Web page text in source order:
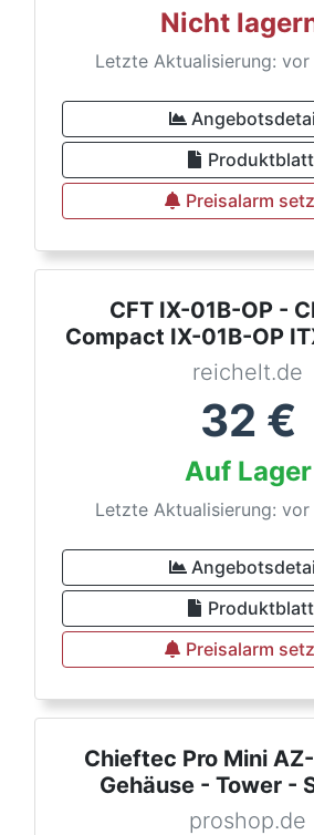
Nicht
Letzte Aktualisierung: vor
Produktblatt
Preisalarm
CFT IX-01B-OP -
Compact IX-01B-OP
reichelt.de
32 €
Auf Lager
Letzte Aktualisierung: vor
Produktblatt
Preisalarm
Chieftec Pro Mini
Gehäuse - Tower -
proshop.de